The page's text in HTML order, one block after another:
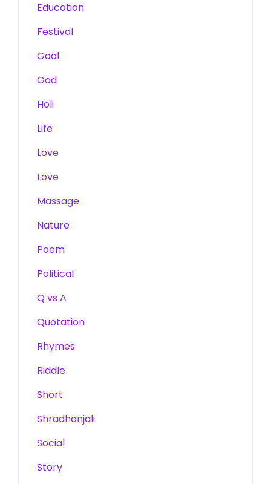
Education
Festival
Goal
God
Holi
Life
Love
Love
Massage
Nature
Poem
Political
Q vs A
Quotation
Rhymes
Riddle
Short
Shradhanjali
Social
Story